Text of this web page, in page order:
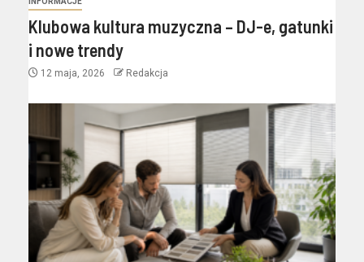
Klubowa kultura muzyczna – DJ-e, gatunki
i nowe trendy
12 maja, 2026 Redakcja